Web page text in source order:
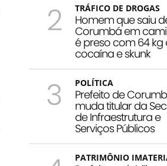
2 TRÁFICO DE DROGAS
Homem que saiu
Corumbá em
é preso com 64 kg
cocaína e skunk
3 POLÍTICA
Prefeito de
muda titular da
de Infraestrutura e
Serviços Públicos
PATRIMÔNIO